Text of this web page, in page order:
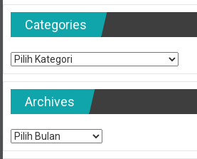
Categories
Categories
Archives
Archives